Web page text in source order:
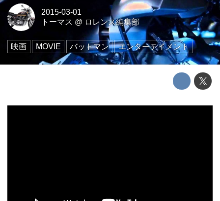
2015-03-01
トーマス @ ロレンス編集部
映画 MOVIE バットマン エンターテイメント